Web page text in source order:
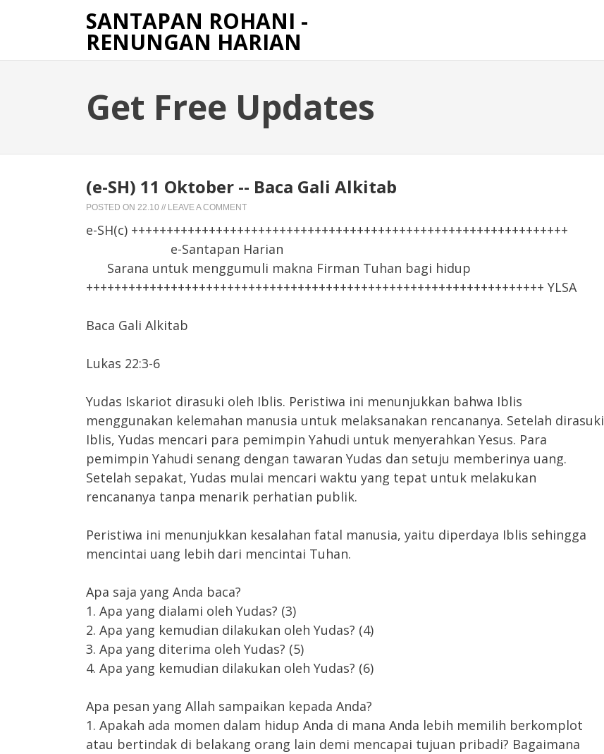
SANTAPAN ROHANI -
RENUNGAN HARIAN
Get Free Updates
(e-SH) 11 Oktober -- Baca Gali Alkitab
POSTED ON 22.10 // LEAVE A COMMENT
e-SH(c) ++++++++++++++++++++++++++++++++++++++++++++++++++++++++++++++
e-Santapan Harian
Sarana untuk menggumuli makna Firman Tuhan bagi hidup
+++++++++++++++++++++++++++++++++++++++++++++++++++++++++++++++++ YLSA
Baca Gali Alkitab
Lukas 22:3-6
Yudas Iskariot dirasuki oleh Iblis. Peristiwa ini menunjukkan bahwa Iblis
menggunakan kelemahan manusia untuk melaksanakan rencananya. Setelah dirasuki
Iblis, Yudas mencari para pemimpin Yahudi untuk menyerahkan Yesus. Para
pemimpin Yahudi senang dengan tawaran Yudas dan setuju memberinya uang.
Setelah sepakat, Yudas mulai mencari waktu yang tepat untuk melakukan
rencananya tanpa menarik perhatian publik.
Peristiwa ini menunjukkan kesalahan fatal manusia, yaitu diperdaya Iblis sehingga
mencintai uang lebih dari mencintai Tuhan.
Apa saja yang Anda baca?
1. Apa yang dialami oleh Yudas? (3)
2. Apa yang kemudian dilakukan oleh Yudas? (4)
3. Apa yang diterima oleh Yudas? (5)
4. Apa yang kemudian dilakukan oleh Yudas? (6)
Apa pesan yang Allah sampaikan kepada Anda?
1. Apakah ada momen dalam hidup Anda di mana Anda lebih memilih berkomplot
atau bertindak di belakang orang lain demi mencapai tujuan pribadi? Bagaimana